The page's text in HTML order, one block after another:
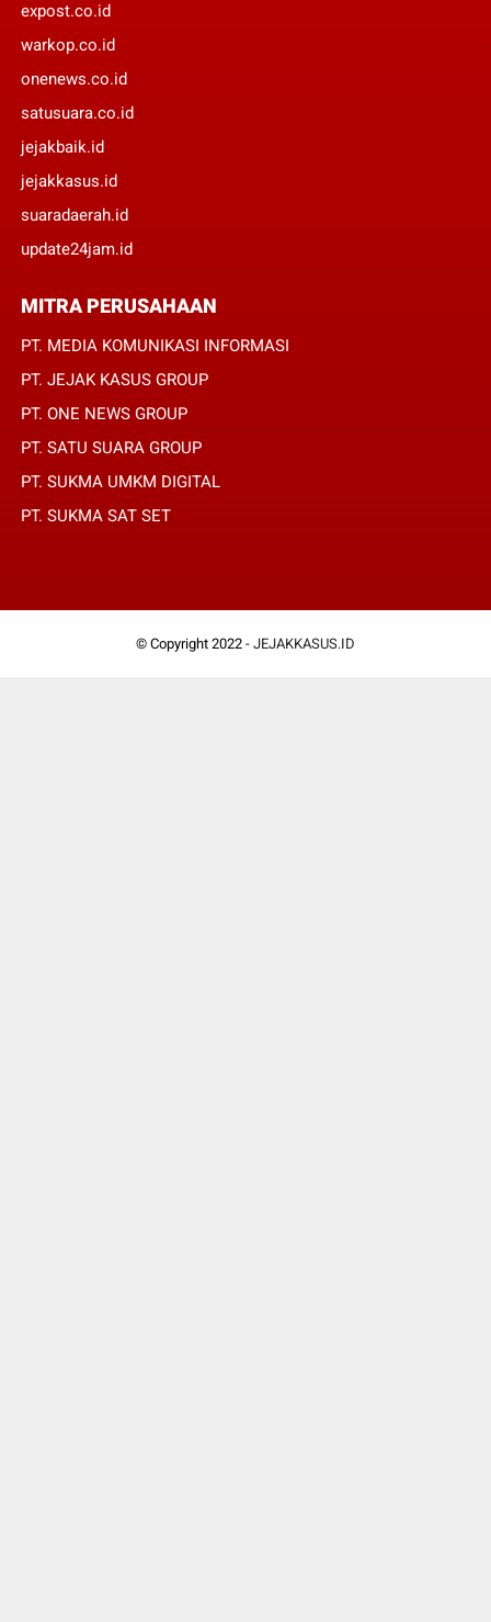
expost.co.id
warkop.co.id
onenews.co.id
satusuara.co.id
jejakbaik.id
jejakkasus.id
suaradaerah.id
update24jam.id
MITRA PERUSAHAAN
PT. MEDIA KOMUNIKASI INFORMASI
PT. JEJAK KASUS GROUP
PT. ONE NEWS GROUP
PT. SATU SUARA GROUP
PT. SUKMA UMKM DIGITAL
PT. SUKMA SAT SET
© Copyright 2022 - JEJAKKASUS.ID